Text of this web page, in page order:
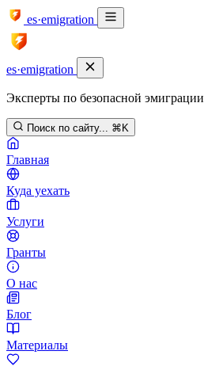
es·emigration
es·emigration
Эксперты по безопасной эмиграции
Поиск по сайту... ⌘K
Главная
Куда уехать
Услуги
Гранты
О нас
Блог
Материалы